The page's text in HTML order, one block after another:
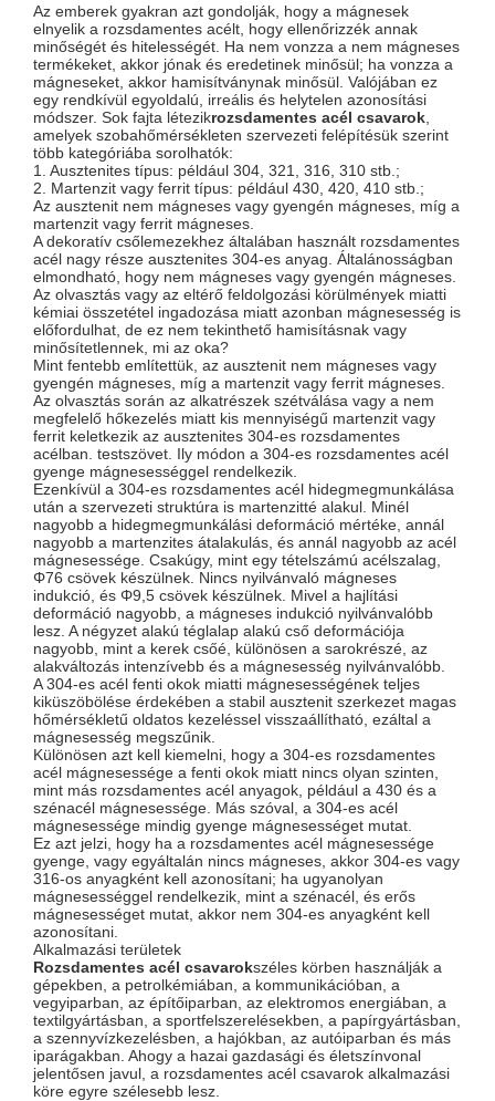
Az emberek gyakran azt gondolják, hogy a mágnesek
elnyelik a rozsdamentes acélt, hogy ellenőrizzék annak
minőségét és hitelességét. Ha nem vonzza a nem mágneses
termékeket, akkor jónak és eredetinek minősül; ha vonzza a
mágneseket, akkor hamisítványnak minősül. Valójában ez
egy rendkívül egyoldalú, irreális és helytelen azonosítási
módszer. Sok fajta létezikrozsdamentes acél csavarok
amelyek szobahőmérsékleten szervezeti felépítésük szerint
több kategóriába sorolhatók:
1. Ausztenites típus: például 304, 321, 316, 310 stb.;
2. Martenzit vagy ferrit típus: például 430, 420, 410 stb.;
Az ausztenit nem mágneses vagy gyengén mágneses, míg a
martenzit vagy ferrit mágneses.
A dekoratív csőlemezekhez általában használt rozsdamentes
acél nagy része ausztenites 304-es anyag. Általánosságban
elmondható, hogy nem mágneses vagy gyengén mágneses.
Az olvasztás vagy az eltérő feldolgozási körülmények miatti
kémiai összetétel ingadozása miatt azonban mágnesesség is
előfordulhat, de ez nem tekinthető hamisításnak vagy
minősítetlennek, mi az oka?
Mint fentebb említettük, az ausztenit nem mágneses vagy
gyengén mágneses, míg a martenzit vagy ferrit mágneses.
Az olvasztás során az alkatrészek szétválása vagy a nem
megfelelő hőkezelés miatt kis mennyiségű martenzit vagy
ferrit keletkezik az ausztenites 304-es rozsdamentes
acélban. testszövet. Ily módon a 304-es rozsdamentes acél
gyenge mágnesességgel rendelkezik.
Ezenkívül a 304-es rozsdamentes acél hidegmegmunkálása
után a szervezeti struktúra is martenzitté alakul. Minél
nagyobb a hidegmegmunkálási deformáció mértéke, annál
nagyobb a martenzites átalakulás, és annál nagyobb az acél
mágnesessége. Csakúgy, mint egy tételszámú acélszalag,
Φ76 csövek készülnek. Nincs nyilvánvaló mágneses
indukció, és Φ9,5 csövek készülnek. Mivel a hajlítási
deformáció nagyobb, a mágneses indukció nyilvánvalóbb
lesz. A négyzet alakú téglalap alakú cső deformációja
nagyobb, mint a kerek csőé, különösen a sarokrészé, az
alakváltozás intenzívebb és a mágnesesség nyilvánvalóbb.
A 304-es acél fenti okok miatti mágnesességének teljes
kiküszöbölése érdekében a stabil ausztenit szerkezet magas
hőmérsékletű oldatos kezeléssel visszaállítható, ezáltal a
mágnesesség megszűnik.
Különösen azt kell kiemelni, hogy a 304-es rozsdamentes
acél mágnesessége a fenti okok miatt nincs olyan szinten,
mint más rozsdamentes acél anyagok, például a 430 és a
szénacél mágnesessége. Más szóval, a 304-es acél
mágnesessége mindig gyenge mágnesességet mutat.
Ez azt jelzi, hogy ha a rozsdamentes acél mágnesessége
gyenge, vagy egyáltalán nincs mágneses, akkor 304-es vagy
316-os anyagként kell azonosítani; ha ugyanolyan
mágnesességgel rendelkezik, mint a szénacél, és erős
mágnesességet mutat, akkor nem 304-es anyagként kell
azonosítani.
Alkalmazási területek
Rozsdamentes acél csavarokszéles körben használják a
gépekben, a petrolkémiában, a kommunikációban, a
vegyiparban, az építőiparban, az elektromos energiában, a
textilgyártásban, a sportfelszerelésekben, a papírgyártásban,
a szennyvízkezelésben, a hajókban, az autóiparban és más
iparágakban. Ahogy a hazai gazdasági és életszínvonal
jelentősen javul, a rozsdamentes acél csavarok alkalmazási
köre egyre szélesebb lesz.